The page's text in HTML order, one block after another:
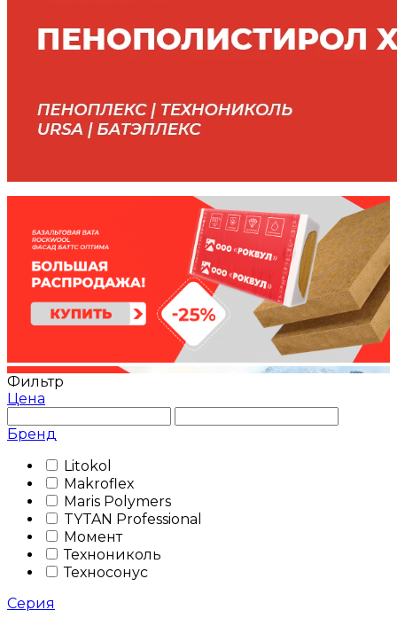
Фильтр
Цена
Бренд
Litokol
Makroflex
Maris Polymers
TYTAN Professional
Момент
Технониколь
Техносонус
Серия